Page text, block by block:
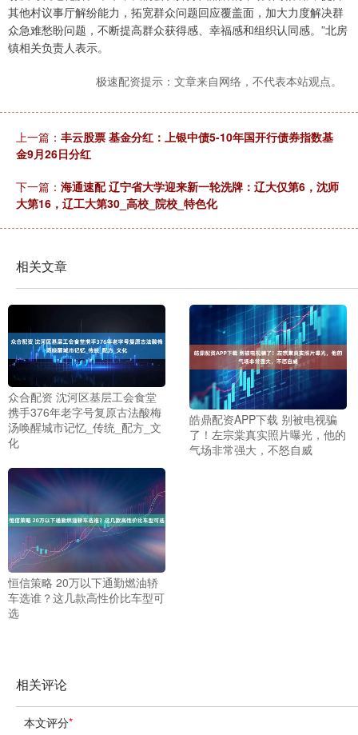
其他村议事厅解纷能力，拓宽群众问题回应覆盖面，加大力度解决群
众急难愁盼问题，不断提高群众获得感、幸福感和组织认同感。”北房
镇相关负责人表示。
极速配资提示：文章来自网络，不代表本站观点。
上一篇： 丰云股票 基金分红：上银中债5-10年国开行债券指数基
金9月26日分红
下一篇： 海通速配 辽宁省大学迎来新一轮洗牌：辽大仅第6，沈师
大第16，辽工大第30_高校_院校_特色化
相关文章
众合配资 沈河区基层工会食堂
携手376年老字号复原古法酸梅
汤唤醒城市记忆_传统_配方_文
化
皓鼎配资APP下载 别被电视骗
了！左宗棠真实照片曝光，他的
气场非常强大，不怒自威
恒信策略 20万以下通勤燃油轿
车选谁？这几款高性价比车型可
选
相关评论
本文评分*